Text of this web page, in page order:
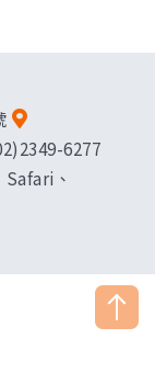
6277
、